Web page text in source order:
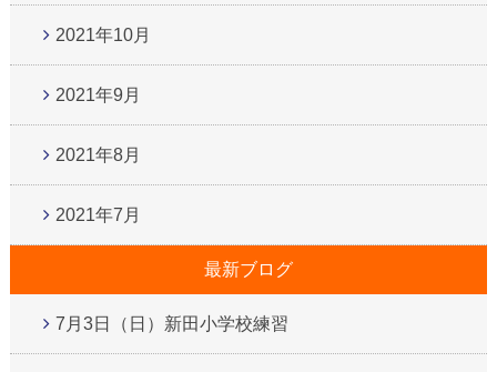
2021年10月
2021年9月
2021年8月
2021年7月
最新ブログ
7月3日（日）新田小学校練習